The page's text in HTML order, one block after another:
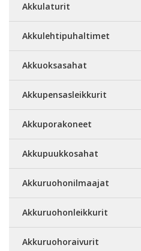
Akkulaturit
Akkulehtipuhaltimet
Akkuoksasahat
Akkupensasleikkurit
Akkuporakoneet
Akkupuukkosahat
Akkuruohonilmaajat
Akkuruohonleikkurit
Akkuruohoraivurit